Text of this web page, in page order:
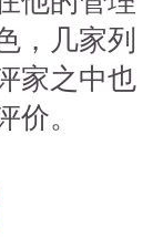
，几家列
家之中也
。